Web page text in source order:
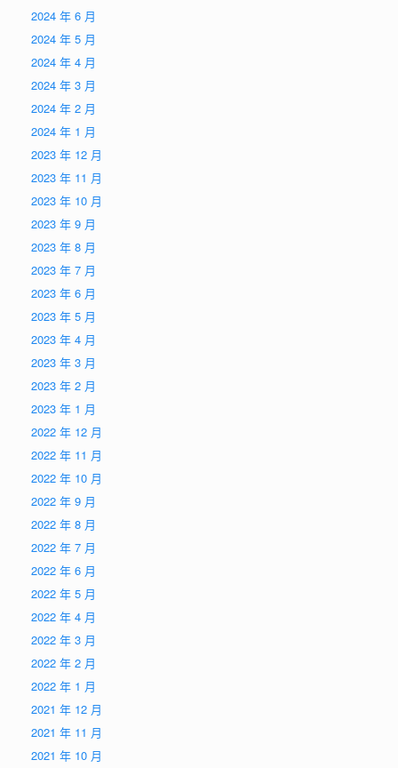
2024 年 6 月
2024 年 5 月
2024 年 4 月
2024 年 3 月
2024 年 2 月
2024 年 1 月
2023 年 12 月
2023 年 11 月
2023 年 10 月
2023 年 9 月
2023 年 8 月
2023 年 7 月
2023 年 6 月
2023 年 5 月
2023 年 4 月
2023 年 3 月
2023 年 2 月
2023 年 1 月
2022 年 12 月
2022 年 11 月
2022 年 10 月
2022 年 9 月
2022 年 8 月
2022 年 7 月
2022 年 6 月
2022 年 5 月
2022 年 4 月
2022 年 3 月
2022 年 2 月
2022 年 1 月
2021 年 12 月
2021 年 11 月
2021 年 10 月